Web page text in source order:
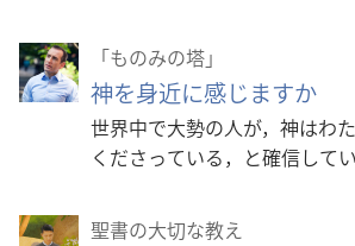
「ものみの塔」
神を身近に感じますか
世界中で大勢の人が，神はわ
くださっている，と確信してい
聖書の大切な教え